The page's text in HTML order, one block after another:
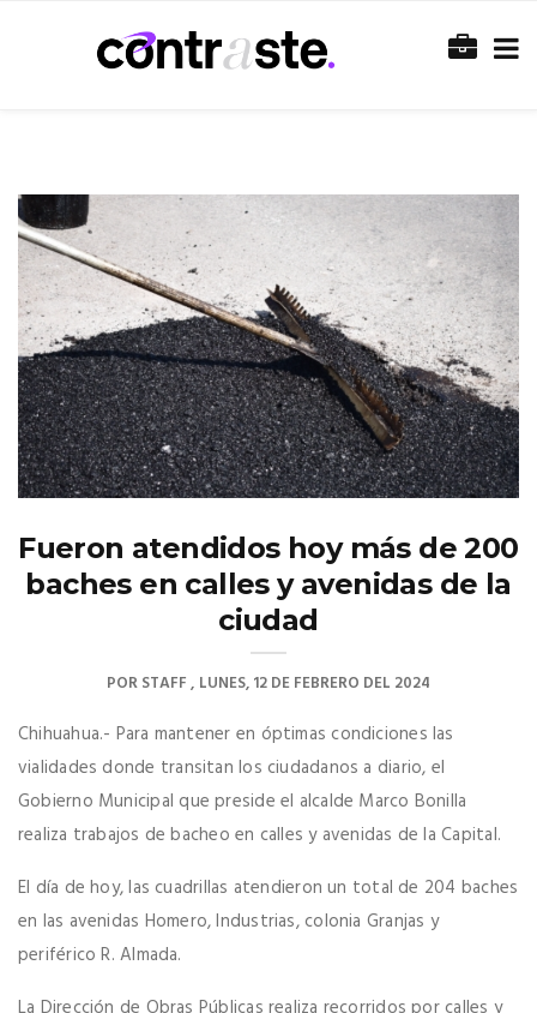
Fueron atendidos hoy más de 200
baches en calles y avenidas de la
ciudad
PORSTAFF LUNES, 12 DE FEBRERO DEL 2024
Chihuahua.- Para mantener en óptimas condiciones las
vialidades donde transitan los ciudadanos a diario, el
Gobierno Municipal que preside el alcalde Marco Bonilla
realiza trabajos de bacheo en calles y avenidas de la Capital.
El día de hoy, las cuadrillas atendieron un total de 204 baches
en las avenidas Homero, Industrias, colonia Granjas y
periférico R. Almada.